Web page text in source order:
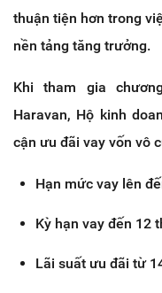
thuận tiện hơn trong
nền tảng tăng trưởng.
Khi tham gia
Haravan, Hộ kinh
cận ưu đãi vay vốn vô
Hạn mức vay lên
Kỳ hạn vay đến 12
Lãi suất ưu đãi từ